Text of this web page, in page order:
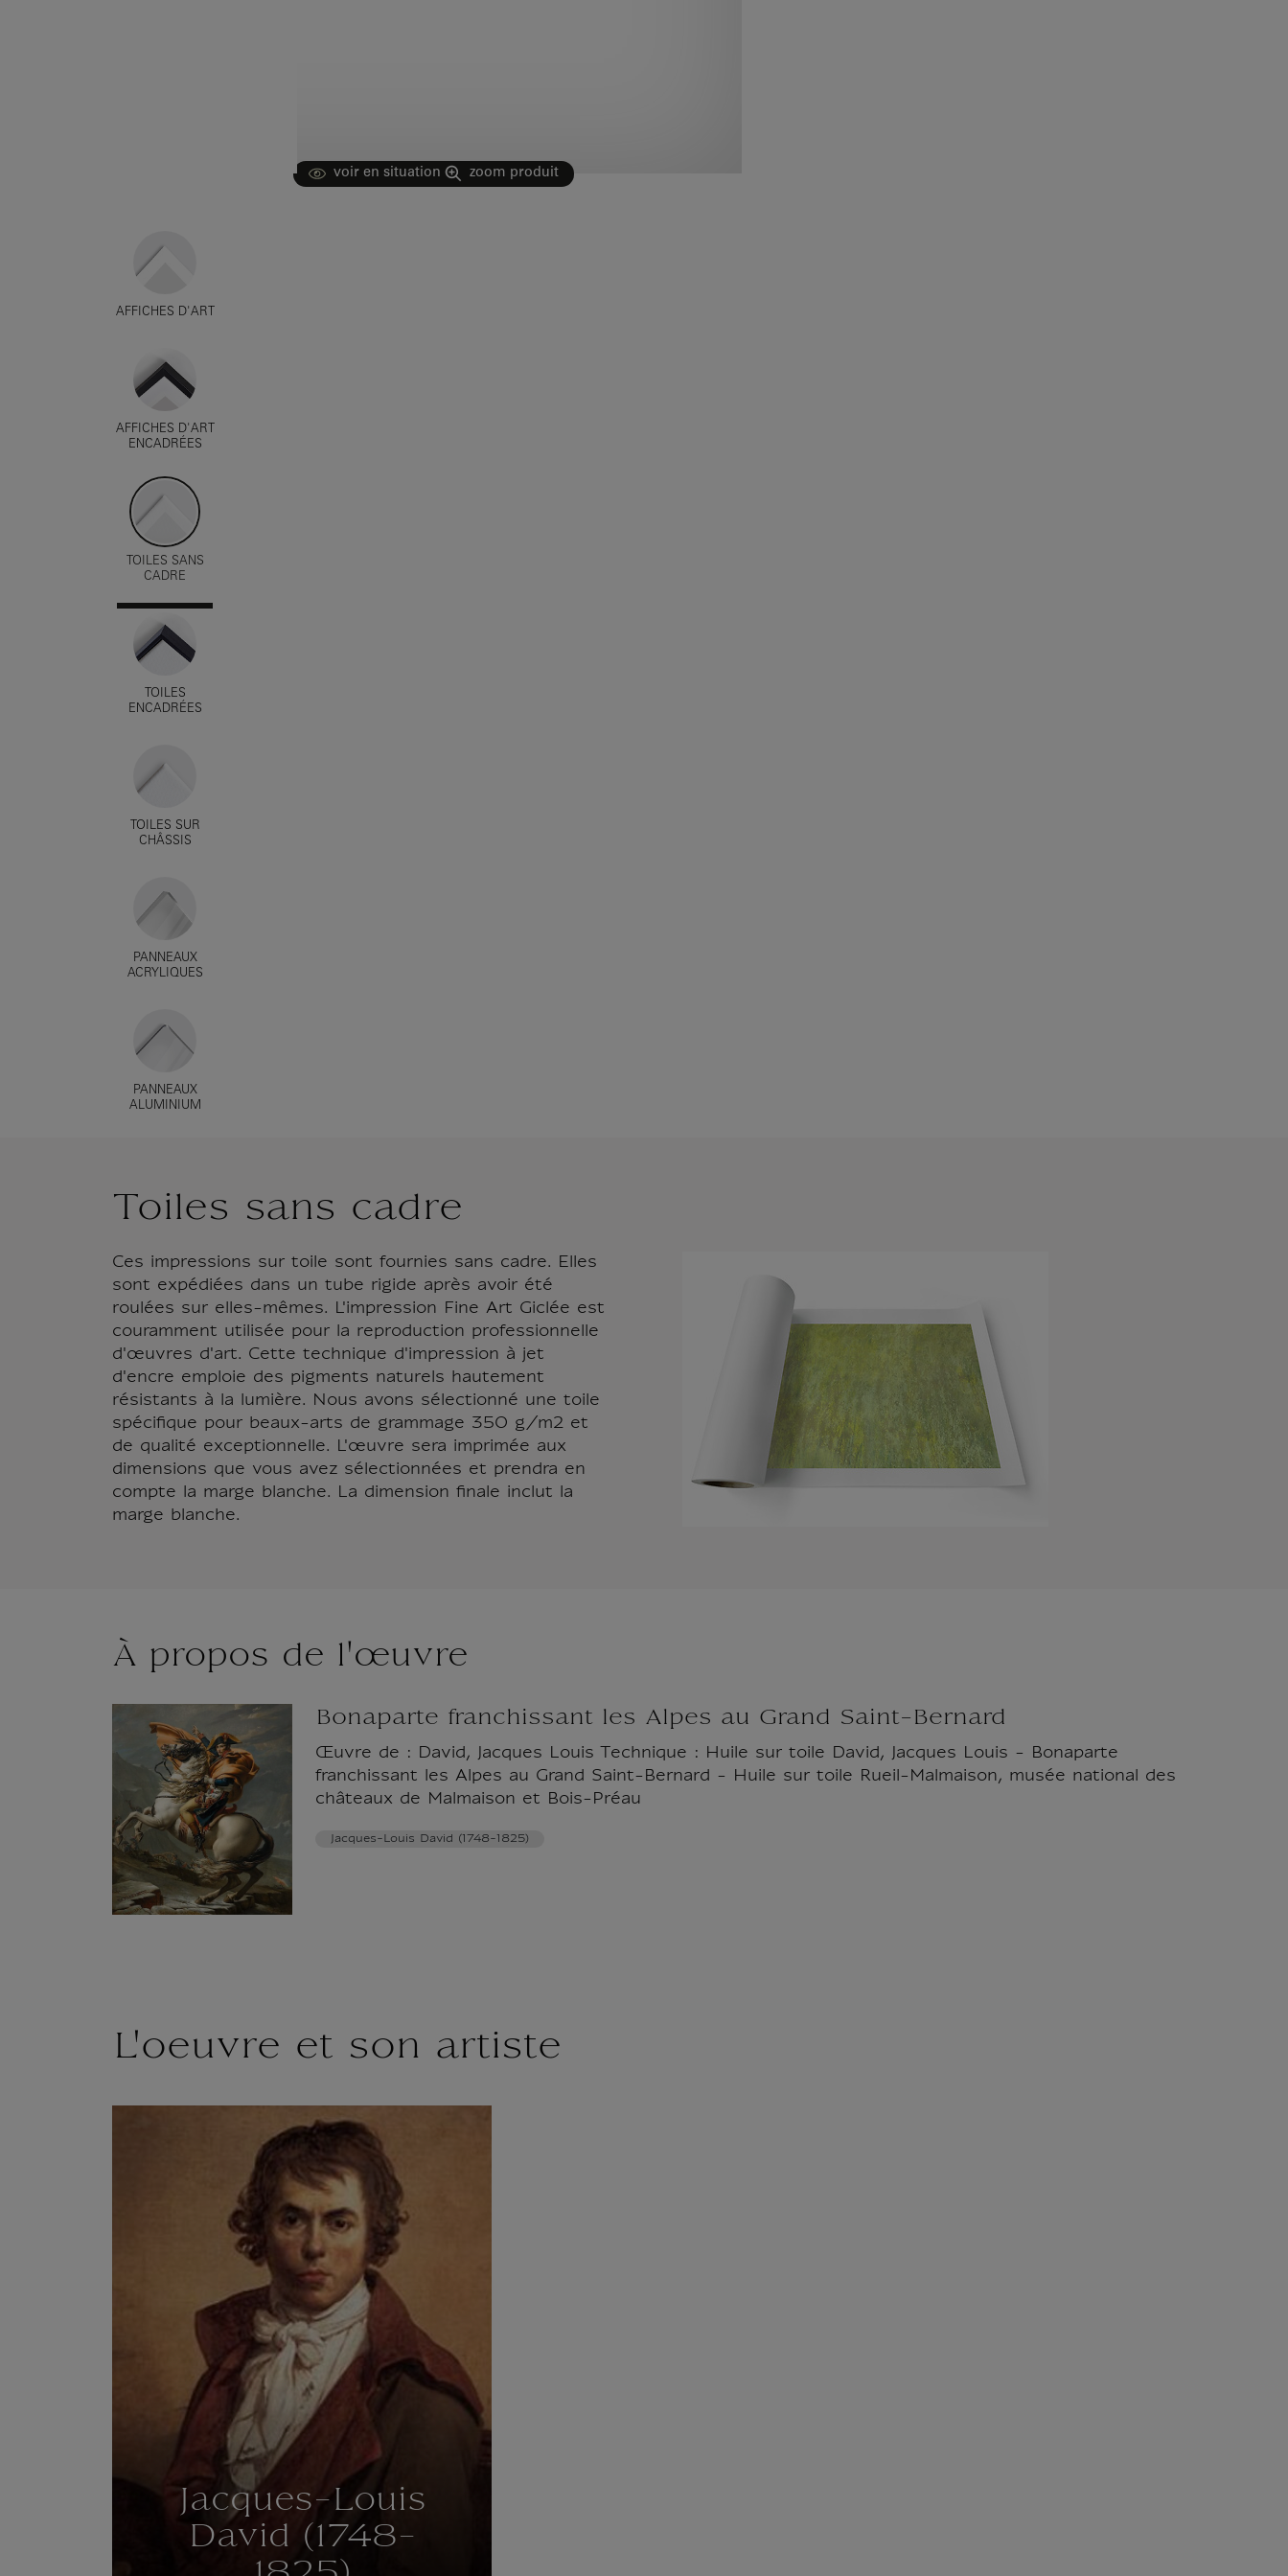
voir en situation zoom produit
AFFICHES D'ART
AFFICHES D'ART
ENCADRÉES
TOILES SANS
CADRE
TOILES
ENCADRÉES
TOILES SUR
CHÂSSIS
PANNEAUX
ACRYLIQUES
PANNEAUX
ALUMINIUM
Toiles sans cadre
Ces impressions sur toile sont fournies sans cadre. Elles
sont expédiées dans un tube rigide après avoir été
roulées sur elles-mêmes. L'impression Fine Art Giclée est
couramment utilisée pour la reproduction professionnelle
d'œuvres d'art. Cette technique d'impression à jet
d'encre emploie des pigments naturels hautement
résistants à la lumière. Nous avons sélectionné une toile
spécifique pour beaux-arts de grammage 350 g/m2 et
de qualité exceptionnelle. L'œuvre sera imprimée aux
dimensions que vous avez sélectionnées et prendra en
compte la marge blanche. La dimension finale inclut la
marge blanche.
À propos de l'œuvre
Bonaparte franchissant les Alpes au Grand Saint-Bernard
Œuvre de : David, Jacques Louis Technique : Huile sur toile David, Jacques Louis - Bonaparte
franchissant les Alpes au Grand Saint-Bernard - Huile sur toile Rueil-Malmaison, musée national des
châteaux de Malmaison et Bois-Préau
Jacques-Louis David (1748-1825)
L'oeuvre et son artiste
Jacques-Louis
David (1748-